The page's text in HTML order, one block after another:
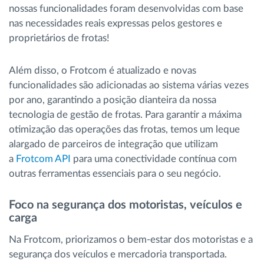
nossas funcionalidades foram desenvolvidas com base
nas necessidades reais expressas pelos gestores e
proprietários de frotas!
Além disso, o Frotcom é atualizado e novas
funcionalidades são adicionadas ao sistema várias vezes
por ano, garantindo a posição dianteira da nossa
tecnologia de gestão de frotas. Para garantir a máxima
otimização das operações das frotas, temos um leque
alargado de parceiros de integração que utilizam
a Frotcom API para uma conectividade contínua com
outras ferramentas essenciais para o seu negócio.
Foco na segurança dos motoristas, veículos e
carga
Na Frotcom, priorizamos o bem-estar dos motoristas e a
segurança dos veículos e mercadoria transportada.